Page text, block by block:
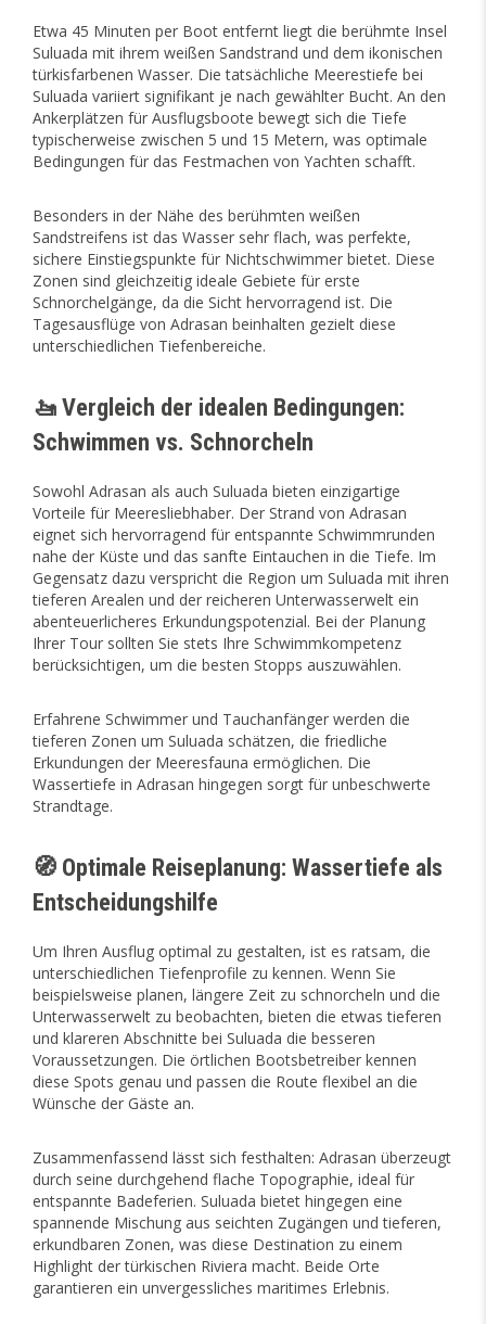
Etwa 45 Minuten per Boot entfernt liegt die berühmte Insel
Suluada mit ihrem weißen Sandstrand und dem ikonischen
türkisfarbenen Wasser. Die tatsächliche Meerestiefe bei
Suluada variiert signifikant je nach gewählter Bucht. An den
Ankerplätzen für Ausflugsboote bewegt sich die Tiefe
typischerweise zwischen 5 und 15 Metern, was optimale
Bedingungen für das Festmachen von Yachten schafft.
Besonders in der Nähe des berühmten weißen
Sandstreifens ist das Wasser sehr flach, was perfekte,
sichere Einstiegspunkte für Nichtschwimmer bietet. Diese
Zonen sind gleichzeitig ideale Gebiete für erste
Schnorchelgänge, da die Sicht hervorragend ist. Die
Tagesausflüge von Adrasan beinhalten gezielt diese
unterschiedlichen Tiefenbereiche.
🚤 Vergleich der idealen Bedingungen:
Schwimmen vs. Schnorcheln
Sowohl Adrasan als auch Suluada bieten einzigartige
Vorteile für Meeresliebhaber. Der Strand von Adrasan
eignet sich hervorragend für entspannte Schwimmrunden
nahe der Küste und das sanfte Eintauchen in die Tiefe. Im
Gegensatz dazu verspricht die Region um Suluada mit ihren
tieferen Arealen und der reicheren Unterwasserwelt ein
abenteuerlicheres Erkundungspotenzial. Bei der Planung
Ihrer Tour sollten Sie stets Ihre Schwimmkompetenz
berücksichtigen, um die besten Stopps auszuwählen.
Erfahrene Schwimmer und Tauchanfänger werden die
tieferen Zonen um Suluada schätzen, die friedliche
Erkundungen der Meeresfauna ermöglichen. Die
Wassertiefe in Adrasan hingegen sorgt für unbeschwerte
Strandtage.
🧭 Optimale Reiseplanung: Wassertiefe als
Entscheidungshilfe
Um Ihren Ausflug optimal zu gestalten, ist es ratsam, die
unterschiedlichen Tiefenprofile zu kennen. Wenn Sie
beispielsweise planen, längere Zeit zu schnorcheln und die
Unterwasserwelt zu beobachten, bieten die etwas tieferen
und klareren Abschnitte bei Suluada die besseren
Voraussetzungen. Die örtlichen Bootsbetreiber kennen
diese Spots genau und passen die Route flexibel an die
Wünsche der Gäste an.
Zusammenfassend lässt sich festhalten: Adrasan überzeugt
durch seine durchgehend flache Topographie, ideal für
entspannte Badeferien. Suluada bietet hingegen eine
spannende Mischung aus seichten Zugängen und tieferen,
erkundbaren Zonen, was diese Destination zu einem
Highlight der türkischen Riviera macht. Beide Orte
garantieren ein unvergessliches maritimes Erlebnis.